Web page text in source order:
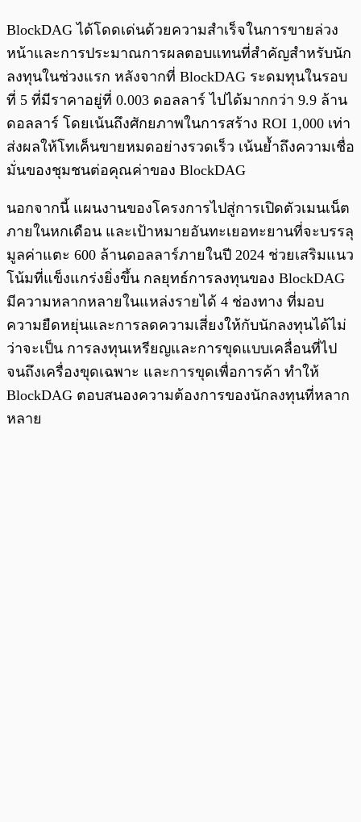
BlockDAG ได้โดดเด่นด้วยความสำเร็จในการขายล่วง
หน้าและการประมาณการผลตอบแทนที่สำคัญสำหรับนัก
ลงทุนในช่วงแรก หลังจากที่ BlockDAG ระดมทุนในรอบ
ที่ 5 ที่มีราคาอยู่ที่ 0.003 ดอลลาร์ ไปได้มากกว่า 9.9 ล้าน
ดอลลาร์ โดยเน้นถึงศักยภาพในการสร้าง ROI 1,000 เท่า
ส่งผลให้โทเค็นขายหมดอย่างรวดเร็ว เน้นย้ำถึงความเชื่อ
มั่นของชุมชนต่อคุณค่าของ BlockDAG
นอกจากนี้ แผนงานของโครงการไปสู่การเปิดตัวเมนเน็ต
ภายในหกเดือน และเป้าหมายอันทะเยอทะยานที่จะบรรลุ
มูลค่าแตะ 600 ล้านดอลลาร์ภายในปี 2024 ช่วยเสริมแนว
โน้มที่แข็งแกร่งยิ่งขึ้น กลยุทธ์การลงทุนของ BlockDAG
มีความหลากหลายในแหล่งรายได้ 4 ช่องทาง ที่มอบ
ความยืดหยุ่นและการลดความเสี่ยงให้กับนักลงทุนได้ไม่
ว่าจะเป็น การลงทุนเหรียญและการขุดแบบเคลื่อนที่ไป
จนถึงเครื่องขุดเฉพาะ และการขุดเพื่อการค้า ทำให้
BlockDAG ตอบสนองความต้องการของนักลงทุนที่หลาก
หลาย